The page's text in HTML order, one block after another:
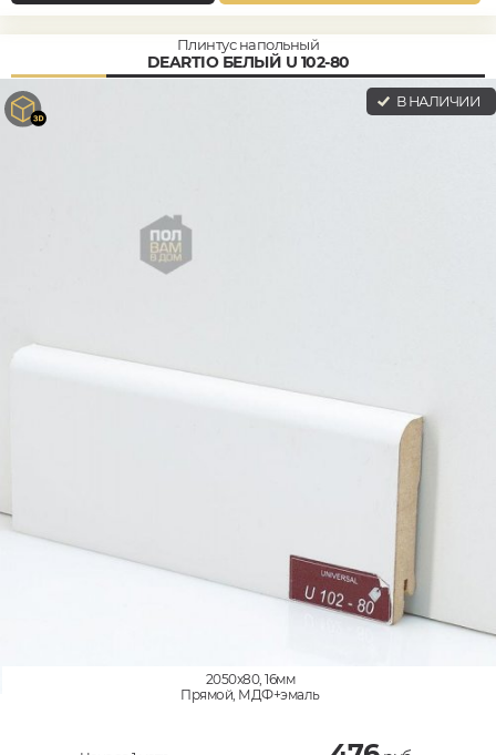
Плинтус напольный
DEARTIO БЕЛЫЙ U 102-80
В НАЛИЧИИ
2050x80, 16мм
Прямой, МДФ+эмаль